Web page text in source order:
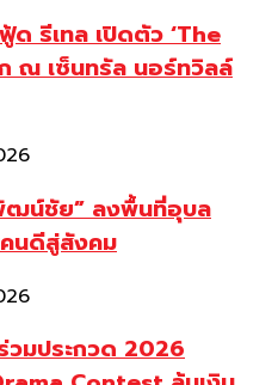
ด รีเทล เปิดตัว ‘The
ณ เซ็นทรัล นอร์ทวิลล์
ฒน์ชัย” ลงพื้นที่อุบล
นดีสู่สังคม
วมประกวด 2026